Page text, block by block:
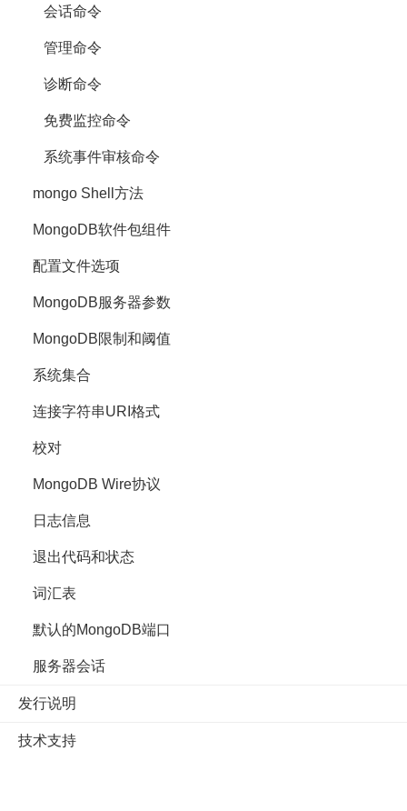
会话命令
管理命令
诊断命令
免费监控命令
系统事件审核命令
mongo Shell方法
MongoDB软件包组件
配置文件选项
MongoDB服务器参数
MongoDB限制和阈值
系统集合
连接字符串URI格式
校对
MongoDB Wire协议
日志信息
退出代码和状态
词汇表
默认的MongoDB端口
服务器会话
发行说明
技术支持